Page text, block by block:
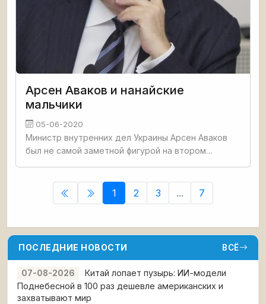
Арсен Аваков и нанайские
мальчики
05-06-2020
Министр внутренних дел Украины Арсен Аваков
был не самой заметной фигурой на втором
государственного переворота
1 2 3 ... 7
ПОСЛЕДНИЕ НОВОСТИ ВСЁ
07-08-2026
Китай лопает пузырь: ИИ-модели
Поднебесной в 100 раз дешевле американских и
захватывают мир